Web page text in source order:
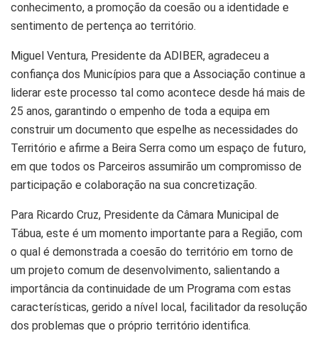
conhecimento, a promoção da coesão ou a identidade e
sentimento de pertença ao território.
Miguel Ventura, Presidente da ADIBER, agradeceu a
confiança dos Municípios para que a Associação continue a
liderar este processo tal como acontece desde há mais de
25 anos, garantindo o empenho de toda a equipa em
construir um documento que espelhe as necessidades do
Território e afirme a Beira Serra como um espaço de futuro,
em que todos os Parceiros assumirão um compromisso de
participação e colaboração na sua concretização.
Para Ricardo Cruz, Presidente da Câmara Municipal de
Tábua, este é um momento importante para a Região, com
o qual é demonstrada a coesão do território em torno de
um projeto comum de desenvolvimento, salientando a
importância da continuidade de um Programa com estas
características, gerido a nível local, facilitador da resolução
dos problemas que o próprio território identifica.